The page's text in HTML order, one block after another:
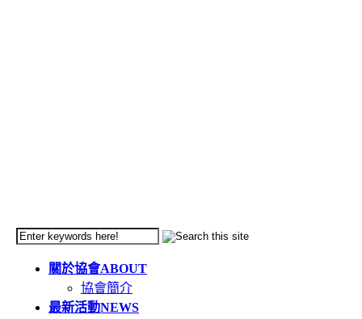
關於協會ABOUT
協會簡介
最新活動NEWS